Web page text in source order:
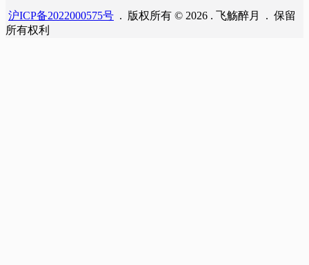
沪ICP备2022000575号 . 版权所有 © 2026 . 飞觞醉月 . 保留
所有权利